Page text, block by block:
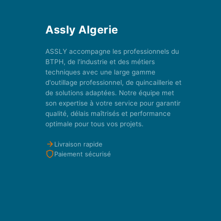
Assly Algerie
ASSLY accompagne les professionnels du
BTPH, de l'industrie et des métiers
techniques avec une large gamme
d'outillage professionnel, de quincaillerie et
de solutions adaptées. Notre équipe met
son expertise à votre service pour garantir
qualité, délais maîtrisés et performance
optimale pour tous vos projets.
Livraison rapide
Paiement sécurisé